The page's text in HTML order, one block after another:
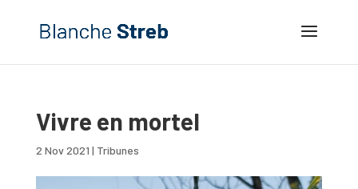
Vivre en mortel
2 Nov 2021 | Tribunes